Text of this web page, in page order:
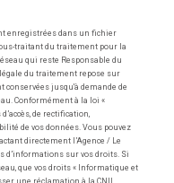
enregistrées dans un fichier
traitant du traitement pour la
qui reste Responsable du
du traitement repose sur
conservées jusqu'à demande de
Conformément à la loi «
de rectification,
de vos données. Vous pouvez
directement l’Agence / Le
d’informations sur vos droits. Si
que vos droits « Informatique et